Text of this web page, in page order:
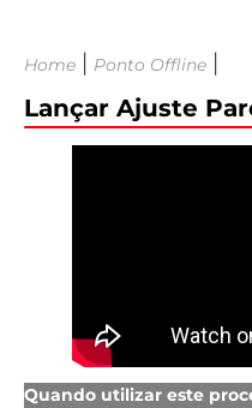
Home Ponto Offline
Lançar Ajuste
Quando utilizar este